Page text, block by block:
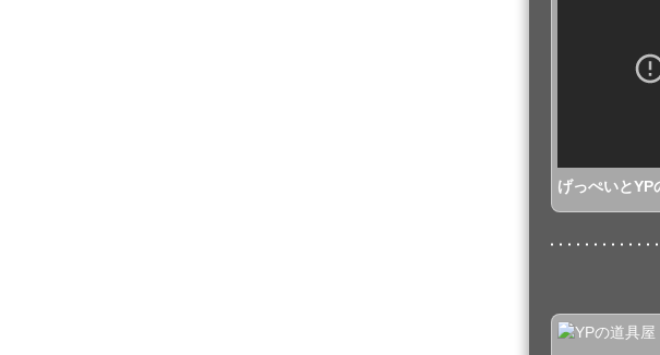
げっぺいとYP